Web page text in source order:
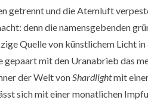
getrennt und die Atemluft
denn die namensgebenden
Quelle von künstlichem Licht
gepaart mit den Uranabrieb das
der Welt vonShardlightmit
sich mit einer monatlichen